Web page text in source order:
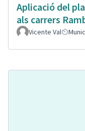
Aplicació del
als carrers
Vicente Val